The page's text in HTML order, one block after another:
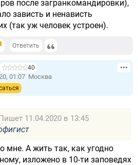
после загранкомандировки),
зависть и ненависть
(так уж человек устроен).
Ответить
40
01:07 Москва
11.04.2020 в 13:45
мне. А жить так, как угодно
изложено в 10-ти заповедях